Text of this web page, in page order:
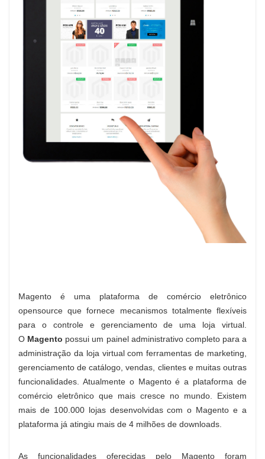
Magento é uma plataforma de comércio eletrônico
opensource que fornece mecanismos totalmente flexíveis
para o controle e gerenciamento de uma loja virtual.
O Magento possui um painel administrativo completo para a
administração da loja virtual com ferramentas de marketing,
gerenciamento de catálogo, vendas, clientes e muitas outras
funcionalidades. Atualmente o Magento é a plataforma de
comércio eletrônico que mais cresce no mundo. Existem
mais de 100.000 lojas desenvolvidas com o Magento e a
plataforma já atingiu mais de 4 milhões de downloads.
As funcionalidades oferecidas pelo Magento foram